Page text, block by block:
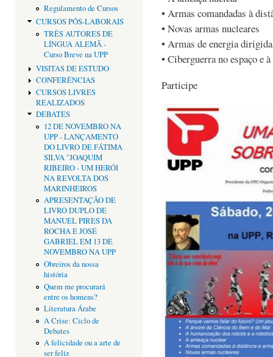
Regulamento de Cursos
CURSOS PÓS-LABORAIS
TRÊS AUTORES DE
LÍNGUA ALEMÃ -
Curso Breve na UPP
VISITAS DE ESTUDO
CONFERÊNCIAS
CURSOS LIVRES
REALIZADOS
DEBATES
12 DE NOVEMBRO NA
UPP - LANÇAMENTO
DO LIVRO DE FÁTIMA
SILVA "JOAQUIM
RIBEIRO - UM HERÓI
NA REVOLTA DOS
MARINHEIROS
APRESENTAÇÃO DE
LIVRO DUPLO DE
MANUEL PIRES DA
ROCHA E JOSÉ
GABRIEL EM 13 DE
NOVEMBRO NA UPP
Obreiros da nossa
história
Quem me procurará
entre os homens?
Literatura Árabe
A Crise: Ciclo de
Debates
A felicidade ou a arte de
ser feliz
• Armas comandadas à
• Novas armas nucleares
• Armas de energia dirigida
• Ciberguerra no espaço e
Participe